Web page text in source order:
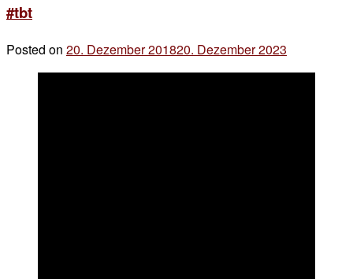
#tbt
Posted on 20. Dezember 201820. Dezember 2023
der